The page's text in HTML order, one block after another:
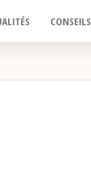
CONSEILS